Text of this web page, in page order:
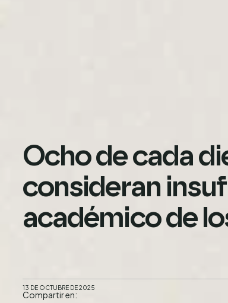
Ocho de cada
consideran
académico de
13 DE OCTUBRE DE 2025
Compartir en: